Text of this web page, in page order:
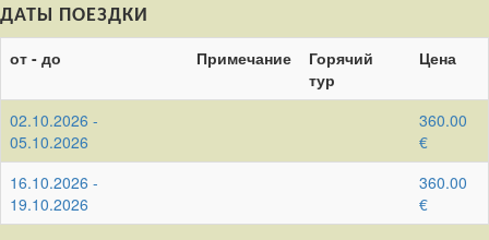
ДАТЫ ПОЕЗДКИ
от - до Примечание
Горячий
тур
Цена
02.10.2026 -
05.10.2026
360.00
€
16.10.2026 -
19.10.2026
360.00
€